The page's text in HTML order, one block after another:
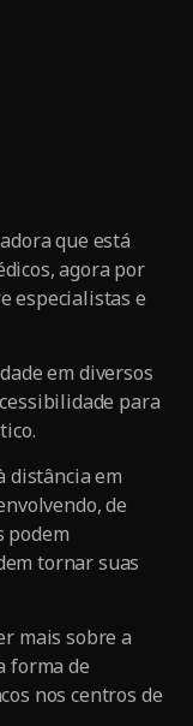
que está
agora por
especialistas e
em diversos
para
distância em
de
podem
tornar suas
mais sobre a
forma de
nos centros de